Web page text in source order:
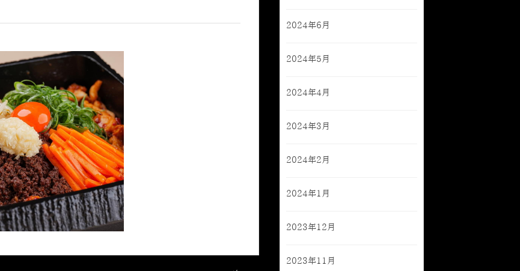
2024年6月
2024年5月
2024年4月
2024年3月
2024年2月
2024年1月
2023年12月
2023年11月